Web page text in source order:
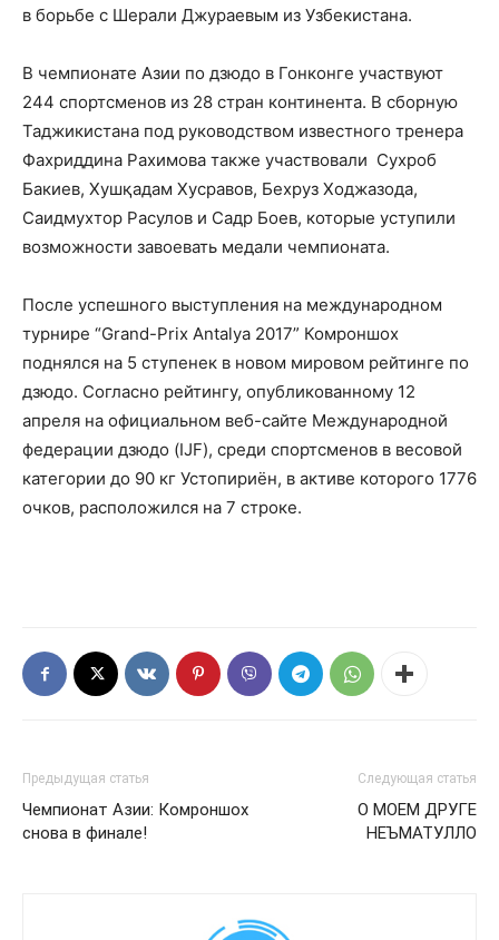
в борьбе с Шерали Джураевым из Узбекистана.
В чемпионате Азии по дзюдо в Гонконге участвуют
244 спортсменов из 28 стран континента. В сборную
Таджикистана под руководством известного тренера
Фахриддина Рахимова также участвовали Сухроб
Бакиев, Хушқадам Хусравов, Бехруз Ходжазода,
Саидмухтор Расулов и Садр Боев, которые уступили
возможности завоевать медали чемпионата.
После успешного выступления на международном
турнире “Grand-Prix Antalya 2017” Комроншох
поднялся на 5 ступенек в новом мировом рейтинге по
дзюдо. Согласно рейтингу, опубликованному 12
апреля на официальном веб-сайте Международной
федерации дзюдо (IJF), среди спортсменов в весовой
категории до 90 кг Устопириён, в активе которого 1776
очков, расположился на 7 строке.
Предыдущая статья
Чемпионат Азии: Комроншох
снова в финале!
Следующая статья
О МОЕМ ДРУГЕ
НЕЪМАТУЛЛО